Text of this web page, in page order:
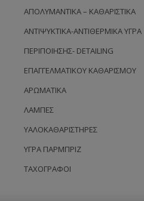
ΑΠΟΛΥΜΑΝΤΙΚΆ – ΚΑΘΑΡΙΣΤΙΚΆ
ΑΝΤΙΨΥΚΤΙΚΆ-ΑΝΤΙΘΕΡΜΙΚΆ ΥΓΡΆ
ΠΕΡΙΠΟΊΗΣΗΣ- DETAILING
ΕΠΑΓΓΕΛΜΑΤΙΚΟΎ ΚΑΘΑΡΙΣΜΟΎ
ΑΡΩΜΑΤΙΚΆ
ΛΆΜΠΕΣ
ΥΑΛΟΚΑΘΑΡΙΣΤΉΡΕΣ
ΥΓΡΆ ΠΑΡΜΠΡΊΖ
ΤΑΧΟΓΡΆΦΟΙ